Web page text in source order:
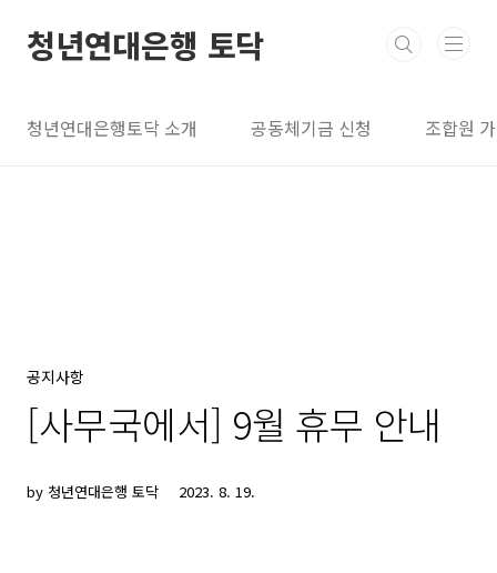
청년연대은행 토닥
청년연대은행토닥 소개 공동체기금 신청 조합원
공지사항
[사무국에서] 9월 휴무 안내
by 청년연대은행 토닥 2023. 8. 19.